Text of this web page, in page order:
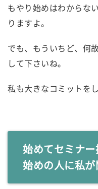
もやり始めはわからな
りますよ。
でも、もういちど、何
して下さいね。
私も大きなコミットを
始めてセミナ
始めの人に私